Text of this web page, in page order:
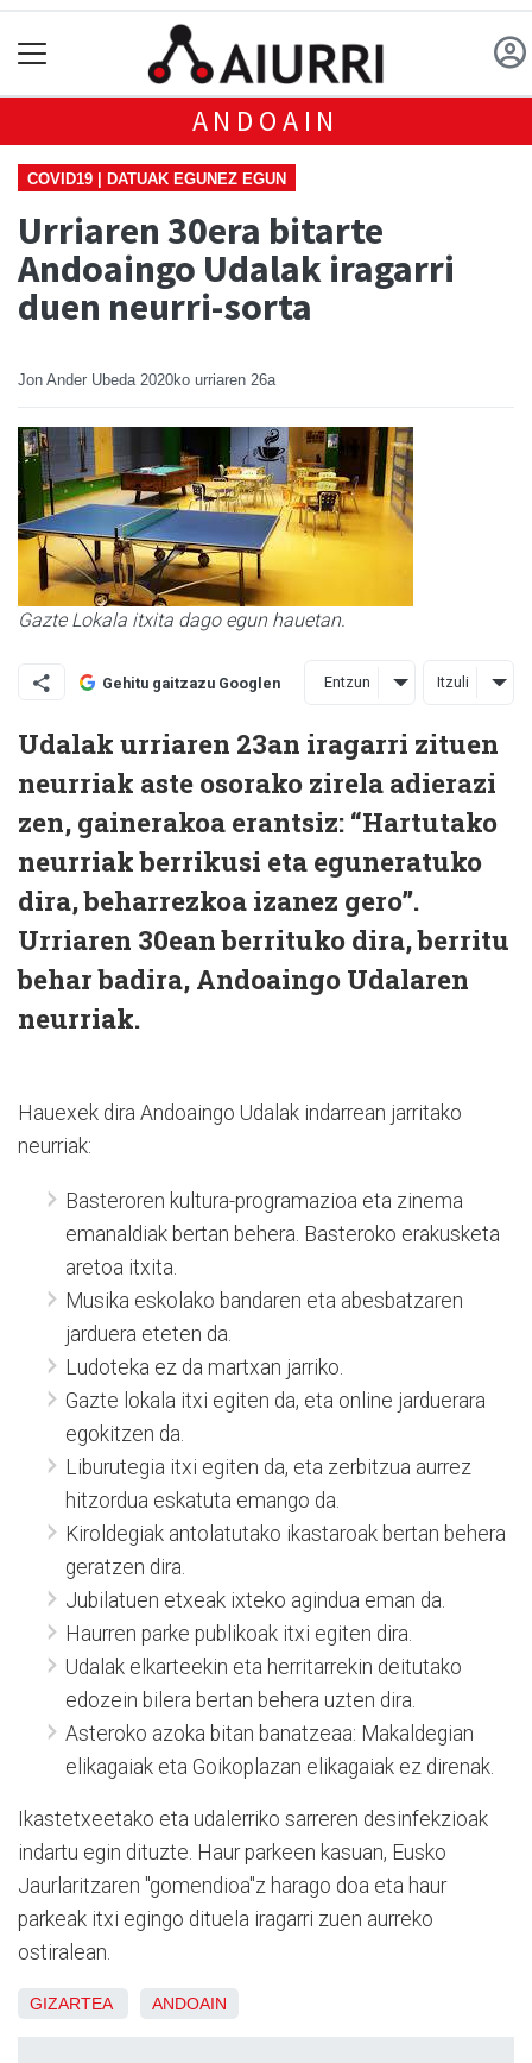
ANDOAIN
COVID19 | DATUAK EGUNEZ EGUN
Urriaren 30era bitarte
Andoaingo Udalak iragarri
duen neurri-sorta
Jon Ander Ubeda 2020ko urriaren 26a
Gazte Lokala itxita dago egun hauetan.
Gehitu gaitzazu Googlen Entzun Itzuli
Udalak urriaren 23an iragarri zituen
neurriak aste osorako zirela adierazi
zen, gainerakoa erantsiz: “Hartutako
neurriak berrikusi eta eguneratuko
dira, beharrezkoa izanez gero”.
Urriaren 30ean berrituko dira, berritu
behar badira, Andoaingo Udalaren
neurriak.
Hauexek dira Andoaingo Udalak indarrean jarritako
neurriak:
Basteroren kultura-programazioa eta zinema
emanaldiak bertan behera. Basteroko erakusketa
aretoa itxita.
Musika eskolako bandaren eta abesbatzaren
jarduera eteten da.
Ludoteka ez da martxan jarriko.
Gazte lokala itxi egiten da, eta online jarduerara
egokitzen da.
Liburutegia itxi egiten da, eta zerbitzua aurrez
hitzordua eskatuta emango da.
Kiroldegiak antolatutako ikastaroak bertan behera
geratzen dira.
Jubilatuen etxeak ixteko agindua eman da.
Haurren parke publikoak itxi egiten dira.
Udalak elkarteekin eta herritarrekin deitutako
edozein bilera bertan behera uzten dira.
Asteroko azoka bitan banatzeaa: Makaldegian
elikagaiak eta Goikoplazan elikagaiak ez direnak.
Ikastetxeetako eta udalerriko sarreren desinfekzioak
indartu egin dituzte. Haur parkeen kasuan, Eusko
Jaurlaritzaren "gomendioa"z harago doa eta haur
parkeak itxi egingo dituela iragarri zuen aurreko
ostiralean.
GIZARTEA ANDOAIN